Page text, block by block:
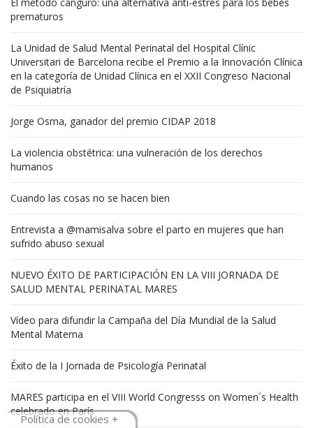
prematuros
La Unidad de Salud Mental Perinatal del Hospital Clínic
Universitari de Barcelona recibe el Premio a la Innovación Clínica
en la categoría de Unidad Clínica en el XXII Congreso Nacional
de Psiquiatría
Jorge Osma, ganador del premio CIDAP 2018
La violencia obstétrica: una vulneración de los derechos
humanos
Cuando las cosas no se hacen bien
Entrevista a @mamisalva sobre el parto en mujeres que han
sufrido abuso sexual
NUEVO ÉXITO DE PARTICIPACIÓN EN LA VIII JORNADA DE
SALUD MENTAL PERINATAL MARES
Vídeo para difundir la Campaña del Día Mundial de la Salud
Mental Materna
Éxito de la I Jornada de Psicología Perinatal
MARES participa en el VIII World Congresss on Women´s Health
celebrado en París
Política de cookies +